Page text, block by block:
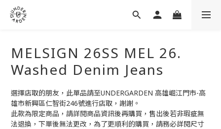
MELSIGN 26SS MEL 26.
Washed Denim Jeans
選擇店取的朋友，此單品請至UNDERGARDEN 高雄崛江門市-高
雄市新興區仁智街246號進行店取，謝謝。
此款為限定商品，請詳閱商品資訊後再購買，售出後若非瑕疵無
法退換，下單後無法更改，為了更順利的購買，請務必詳閱尺寸